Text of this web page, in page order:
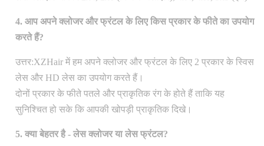
4. आप अपने क्लोजर और फ्रंटल के लिए किस प्रकार के फीते का उपयोग
करते हैं?
उत्तर:XZHair में हम अपने क्लोजर और फ्रंटल के लिए 2 प्रकार के स्विस
लेस और HD लेस का उपयोग करते हैं।
दोनों प्रकार के फीते पतले और प्राकृतिक रंग के होते हैं ताकि यह
सुनिश्चित हो सके कि आपकी खोपड़ी प्राकृतिक दिखे।
5. क्या बेहतर है - लेस क्लोजर या लेस फ्रंटल?